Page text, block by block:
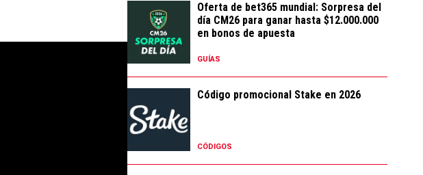
Oferta de bet365 mundial: Sorpresa del
día CM26 para ganar hasta $12.000.000
en bonos de apuesta
GUÍAS
Código promocional Stake en 2026
CÓDIGOS